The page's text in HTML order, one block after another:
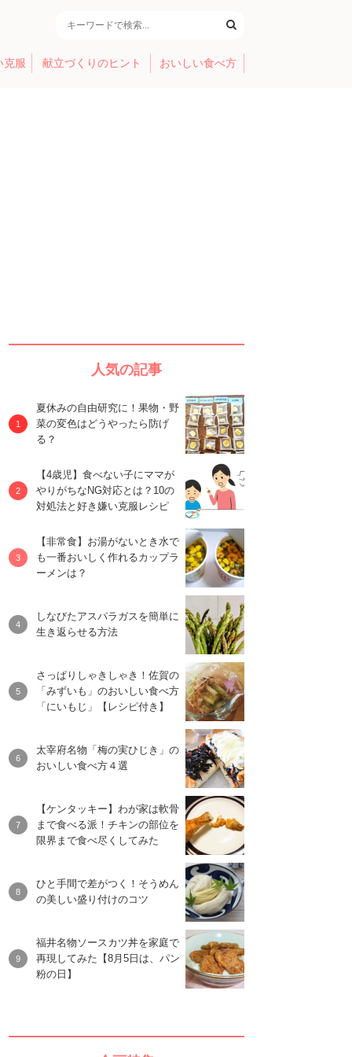
克服 献立づくりのヒント おいしい食べ方
人気の記事
夏休みの自由研究に！果物・野
菜の変色はどうやったら防げ
る？
【4歳児】食べない子にママが
やりがちなNG対応とは？10の
対処法と好き嫌い克服レシピ
【非常食】お湯がないとき水で
も一番おいしく作れるカップラ
ーメンは？
しなびたアスパラガスを簡単に
生き返らせる方法
さっぱりしゃきしゃき！佐賀の
「みずいも」のおいしい食べ方
「にいもじ」【レシピ付き】
太宰府名物「梅の実ひじき」の
おいしい食べ方４選
【ケンタッキー】わが家は軟骨
まで食べる派！チキンの部位を
限界まで食べ尽くしてみた
ひと手間で差がつく！そうめん
の美しい盛り付けのコツ
福井名物ソースカツ丼を家庭で
再現してみた【8月5日は、パン
粉の日】